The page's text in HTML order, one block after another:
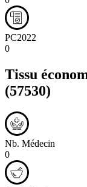
PC2022
0
Tissu
(57530)
Nb. Médecin
0